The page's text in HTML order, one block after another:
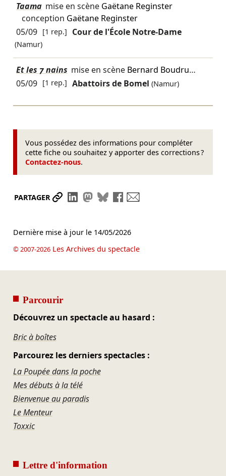
Taama mise en scène Gaëtane Reginster
conception Gaëtane Reginster
05/09 [1 rep.] Cour de l'École Notre-Dame
(Namur)
Et les 7 nains mise en scène Bernard Boudru…
05/09 [1 rep.] Abattoirs de Bomel (Namur)
Vous possédez des informations pour compléter
cette fiche ou souhaitez y apporter des corrections ?
Contactez-nous.
PARTAGER Partager le lien
Partager sur LinkedIn
Partager sur Mastodon
Partager sur Bluesky
Partager sur Facebook
Dernière mise à jour le 14/05/2026
© 2007-2026Les Archives du spectacle
Parcourir
Découvrez un spectacle au hasard :
Bric à boîtes
Parcourez les derniers spectacles :
La Poupée dans la poche
Mes débuts à la télé
Bienvenue au paradis
Le Menteur
Toxxic
Lettre d'information